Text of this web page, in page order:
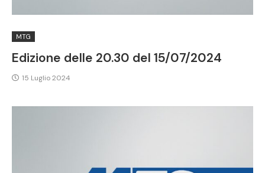
MTG
Edizione delle 20.30 del 15/07/2024
15 Luglio 2024